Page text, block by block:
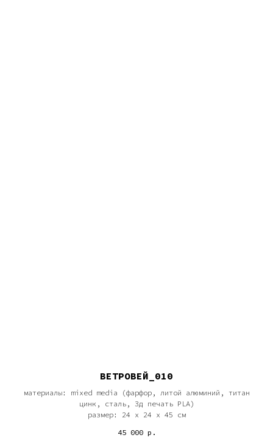
ВЕТРОВЕЙ_010
материалы: mixed media (фарфор, литой алюминий, титан
цинк, сталь, 3д печать PLA)
размер: 24 х 24 х 45 см
45 000 р.